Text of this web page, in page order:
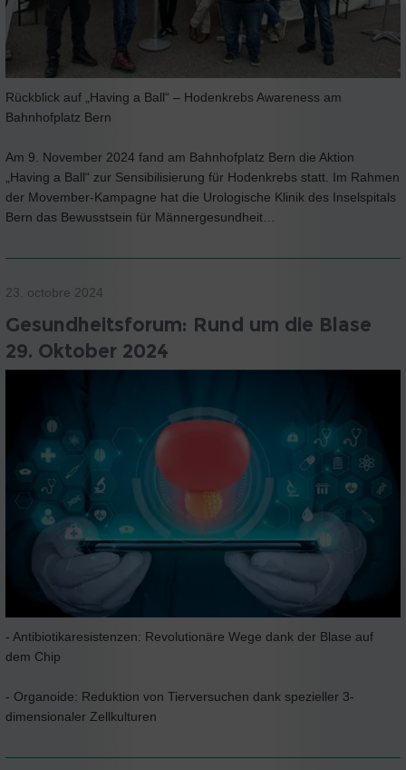
Rückblick auf „Having a Ball“ – Hodenkrebs Awareness am
Bahnhofplatz Bern
Am 9. November 2024 fand am Bahnhofplatz Bern die Aktion
„Having a Ball“ zur Sensibilisierung für Hodenkrebs statt. Im Rahmen
der Movember-Kampagne hat die Urologische Klinik des Inselspitals
Bern das Bewusstsein für Männergesundheit…
23. octobre 2024
Gesundheitsforum: Rund um die Blase
29. Oktober 2024
- Antibiotikaresistenzen: Revolutionäre Wege dank der Blase auf
dem Chip
- Organoide: Reduktion von Tierversuchen dank spezieller 3-
dimensionaler Zellkulturen